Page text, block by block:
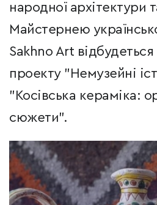
народної архітектури
Майстернею
Sakhno Art
проекту "Немузейні
"Косівська кераміка:
сюжети".